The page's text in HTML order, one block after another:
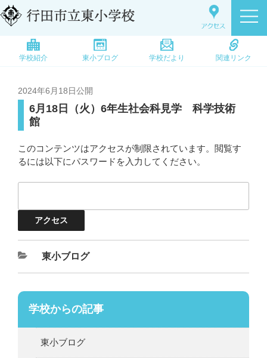
学校紹介 東小ブログ 学校だより 関連リンク
2024年6月18日公開
6月18日（火）6年生社会科見学 科学技術
館
このコンテンツはアクセスが制限されています。閲覧す
るには以下にパスワードを入力してください。
東小ブログ
学校からの記事
東小ブログ